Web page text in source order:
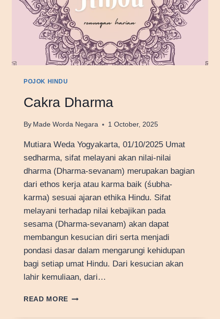
POJOK HINDU
Cakra Dharma
By Made Worda Negara 1 October, 2025
Mutiara Weda Yogyakarta, 01/10/2025 Umat
sedharma, sifat melayani akan nilai-nilai
dharma (Dharma-sevanam) merupakan bagian
dari ethos kerja atau karma baik (śubha-
karma) sesuai ajaran ethika Hindu. Sifat
melayani terhadap nilai kebajikan pada
sesama (Dharma-sevanam) akan dapat
membangun kesucian diri serta menjadi
pondasi dasar dalam mengarungi kehidupan
bagi setiap umat Hindu. Dari kesucian akan
lahir kemuliaan, dari…
READ MORE CAKRA